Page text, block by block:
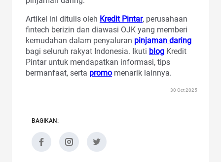
Artikel ini ditulis oleh Kredit Pintar, perusahaan
fintech berizin dan diawasi OJK yang memberi
kemudahan dalam penyaluran pinjaman daring
bagi seluruh rakyat Indonesia. Ikuti blog Kredit
Pintar untuk mendapatkan informasi, tips
bermanfaat, serta promo menarik lainnya.
30 Oct 2025
BAGIKAN: